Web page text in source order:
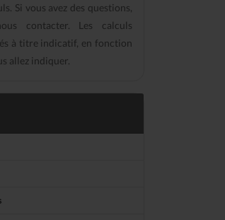
Si vous avez des questions,
contacter. Les calculs
à titre indicatif, en fonction
allez indiquer.